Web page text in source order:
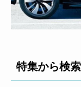
特集から検